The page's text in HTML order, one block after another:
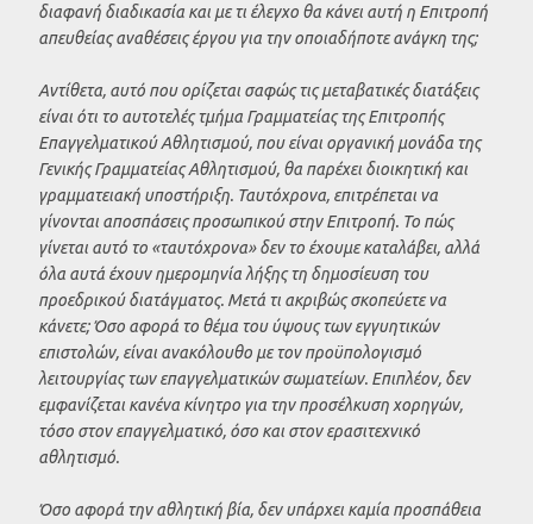
διαφανή διαδικασία και με τι έλεγχο θα κάνει αυτή η Επιτροπή
απευθείας αναθέσεις έργου για την οποιαδήποτε ανάγκη της;
Αντίθετα, αυτό που ορίζεται σαφώς τις μεταβατικές διατάξεις
είναι ότι το αυτοτελές τμήμα Γραμματείας της Επιτροπής
Επαγγελματικού Αθλητισμού, που είναι οργανική μονάδα της
Γενικής Γραμματείας Αθλητισμού, θα παρέχει διοικητική και
γραμματειακή υποστήριξη. Ταυτόχρονα, επιτρέπεται να
γίνονται αποσπάσεις προσωπικού στην Επιτροπή. Το πώς
γίνεται αυτό το «ταυτόχρονα» δεν το έχουμε καταλάβει, αλλά
όλα αυτά έχουν ημερομηνία λήξης τη δημοσίευση του
προεδρικού διατάγματος. Μετά τι ακριβώς σκοπεύετε να
κάνετε; Όσο αφορά το θέμα του ύψους των εγγυητικών
επιστολών, είναι ανακόλουθο με τον προϋπολογισμό
λειτουργίας των επαγγελματικών σωματείων. Επιπλέον, δεν
εμφανίζεται κανένα κίνητρο για την προσέλκυση χορηγών,
τόσο στον επαγγελματικό, όσο και στον ερασιτεχνικό
αθλητισμό.
Όσο αφορά την αθλητική βία, δεν υπάρχει καμία προσπάθεια